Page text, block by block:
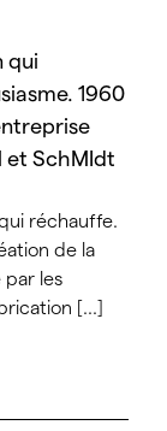
qui
1960
et SchMIdt
réchauffe.
de la
par les
[...]